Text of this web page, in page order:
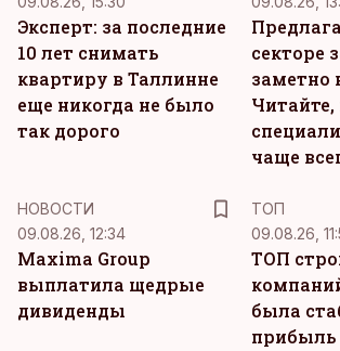
Эксперт: за последние
10 лет снимать
квартиру в Таллинне
еще никогда не было
так дорого
секторе
заметно
Читайте,
чаще
НОВОСТИ
09.08.26, 12:34
Maxima Group
выплатила щедрые
дивиденды
ТОП
09.08.26,
ТОП
была
прибыль